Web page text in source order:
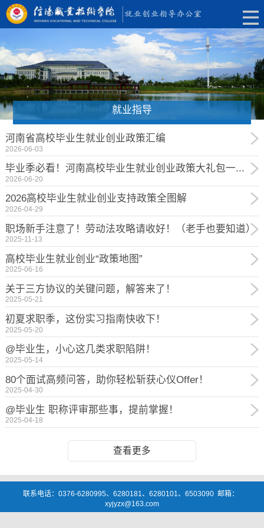
就业指导
河南省高校毕业生就业创业政策汇编
2026-06-03
毕业季必看！河南高校毕业生就业创业政策大礼包一...
2026-06-20
2026高校毕业生就业创业支持政策全图解
2026-04-29
职场新手注意了！劳动法攻略请收好！（老手也要知道）
2025-11-13
高校毕业生就业创业“政策地图”
2025-06-16
关于三方协议的关键问题，解答来了！
2025-05-21
初夏求职季，这份实习指南快收下！
2025-05-20
@毕业生，小心这几类求职陷阱！
2025-05-14
80个面试高频问答，助你轻松斩获心仪Offer！
2025-04-30
@毕业生 职称评审那些事，提前掌握！
2025-04-18
查看更多
联系电话：0376-6280995、6280181、6280101、6503090 邮箱：
xyjyzx@163.com